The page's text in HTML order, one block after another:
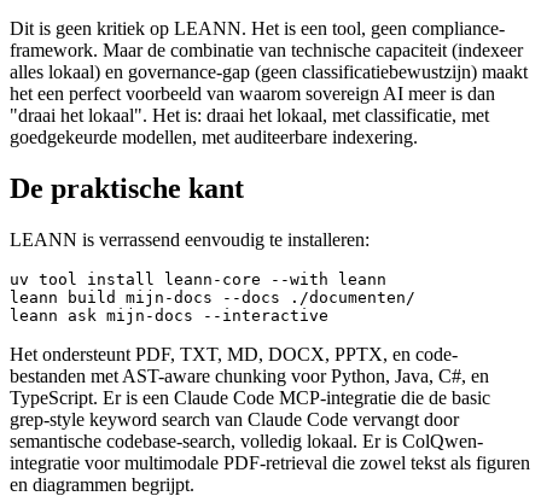
Dit is geen kritiek op LEANN. Het is een tool, geen compliance-
framework. Maar de combinatie van technische capaciteit (indexeer
alles lokaal) en governance-gap (geen classificatiebewustzijn) maakt
het een perfect voorbeeld van waarom sovereign AI meer is dan
"draai het lokaal". Het is: draai het lokaal, met classificatie, met
goedgekeurde modellen, met auditeerbare indexering.
De praktische kant
LEANN is verrassend eenvoudig te installeren:
uv tool install leann-core --with leann
leann build mijn-docs --docs ./documenten/
Het ondersteunt PDF, TXT, MD, DOCX, PPTX, en code-
bestanden met AST-aware chunking voor Python, Java, C#, en
TypeScript. Er is een Claude Code MCP-integratie die de basic
grep-style keyword search van Claude Code vervangt door
semantische codebase-search, volledig lokaal. Er is ColQwen-
integratie voor multimodale PDF-retrieval die zowel tekst als figuren
en diagrammen begrijpt.